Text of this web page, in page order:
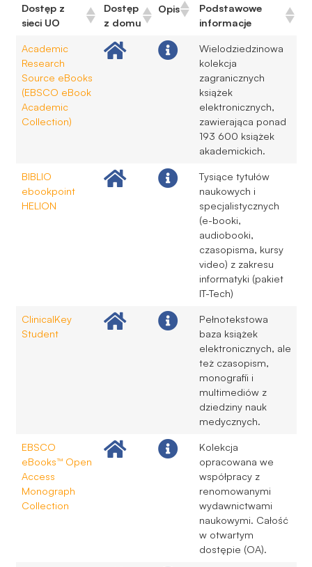
Dostęp z
sieci UO
Dostęp
z domu
Opis
Podstawowe
informacje
Academic
Research
Source eBooks
(EBSCO eBook
Academic
Collection)
Wielodziedzinowa
kolekcja
zagranicznych
książek
elektronicznych,
zawierająca ponad
193 600 książek
akademickich.
BIBLIO
ebookpoint
HELION
Tysiące tytułów
naukowych i
specjalistycznych
(e-booki,
audiobooki,
czasopisma, kursy
video) z zakresu
informatyki (pakiet
IT-Tech)
ClinicalKey
Student
Pełnotekstowa
baza książek
elektronicznych, ale
też czasopism,
monografii i
multimediów z
dziedziny nauk
medycznych.
EBSCO
eBooks™ Open
Access
Monograph
Collection
Kolekcja
opracowana we
współpracy z
renomowanymi
wydawnictwami
naukowymi. Całość
w otwartym
dostępie (OA).